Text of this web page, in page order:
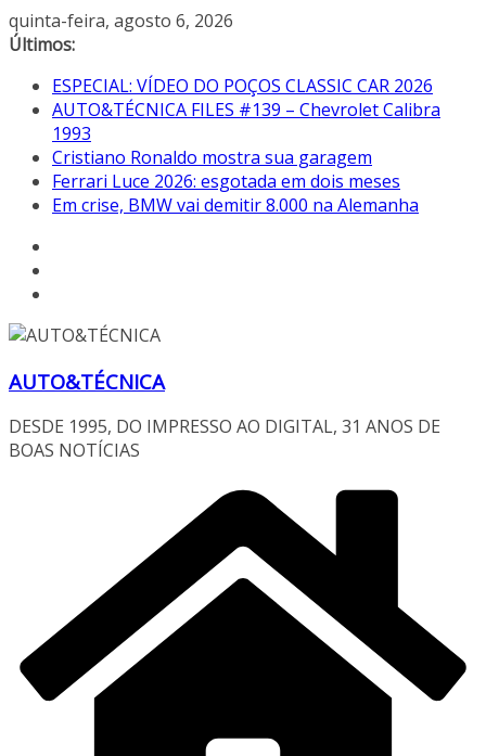
Pular
para
conteúdo
quinta-feira, agosto 6, 2026
Últimos:
ESPECIAL: VÍDEO DO POÇOS CLASSIC CAR 2026
AUTO&TÉCNICA FILES #139 – Chevrolet Calibra
1993
Cristiano Ronaldo mostra sua garagem
Ferrari Luce 2026: esgotada em dois meses
Em crise, BMW vai demitir 8.000 na Alemanha
AUTO&TÉCNICA
DESDE 1995, DO IMPRESSO AO DIGITAL, 31 ANOS DE
BOAS NOTÍCIAS